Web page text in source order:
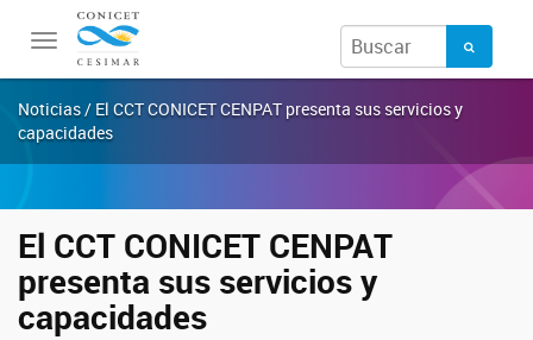
Toggle
navigation
Noticias / El CCT CONICET CENPAT presenta sus servicios y
capacidades
El CCT CONICET CENPAT
presenta sus servicios y
capacidades